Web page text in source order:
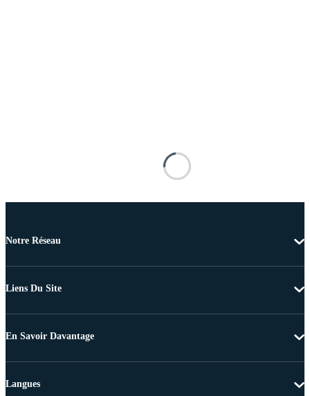
Notre Réseau
Liens Du Site
En Savoir Davantage
Langues